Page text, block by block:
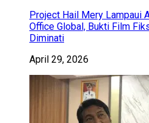
Project Hail Mery Lampaui
Office Global, Bukti Film
Diminati
April 29, 2026